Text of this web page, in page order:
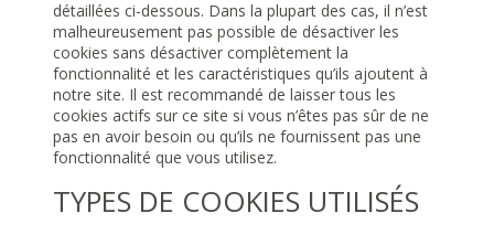
détaillées ci-dessous. Dans la plupart des cas, il n’est
malheureusement pas possible de désactiver les
cookies sans désactiver complètement la
fonctionnalité et les caractéristiques qu’ils ajoutent à
notre site. Il est recommandé de laisser tous les
cookies actifs sur ce site si vous n’êtes pas sûr de ne
pas en avoir besoin ou qu’ils ne fournissent pas une
fonctionnalité que vous utilisez.
TYPES DE COOKIES UTILISÉS